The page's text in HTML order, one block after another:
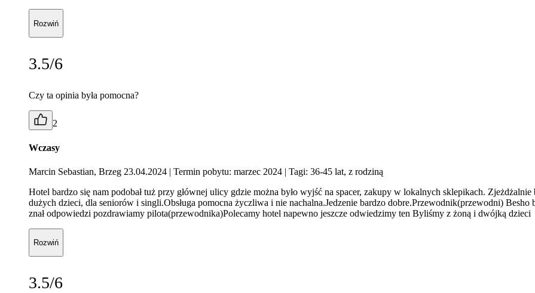
Rozwiń
3.5/6
Czy ta opinia była pomocna?
2
Wczasy
Marcin Sebastian, Brzeg 23.04.2024 | Termin pobytu: marzec 2024 | Tagi: 36-45 lat, z rodziną
Hotel bardzo się nam podobał tuż przy głównej ulicy gdzie można było wyjść na spacer, zakupy w lokalnych sklepikach.
dużych dzieci, dla seniorów i singli.Obsługa pomocna życzliwa i nie nachalna.Jedzenie bardzo dobre.Przewodnik(przewodni)
znał odpowiedzi pozdrawiamy pilota(przewodnika)Polecamy hotel napewno jeszcze odwiedzimy ten Byliśmy z żoną i dwójką dzieci
Rozwiń
3.5/6